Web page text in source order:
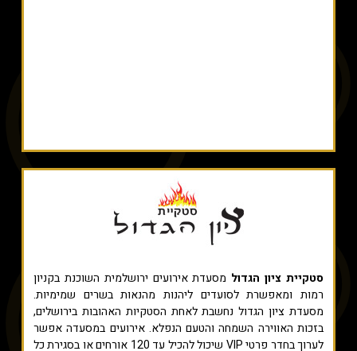
סטקיית ציון הגדול מסעדת אירועים ירושלמית השוכנת בקניון
רמות ומאפשרת לסועדים ליהנות מהנאות בשרים שמימיות.
מסעדת ציון הגדול נחשבת לאחת הסטקיות האהובות בירושלים,
בזכות האווירה השמחה והטעם הנפלא. אירועים במסעדה אפשר
לערוך בחדר פרטי VIP שיכול להכיל עד 120 אורחים או בסגירת כל